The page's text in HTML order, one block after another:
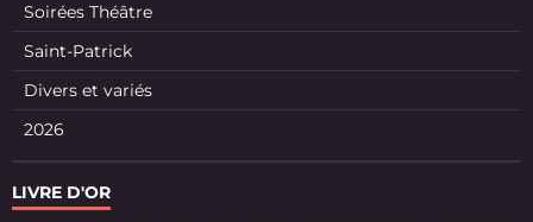
Soirées Théâtre
Saint-Patrick
Divers et variés
2026
LIVRE D'OR